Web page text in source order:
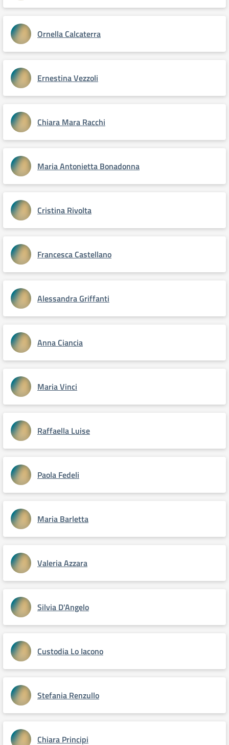
Ornella Calcaterra
Ernestina Vezzoli
Chiara Mara Racchi
Maria Antonietta Bonadonna
Cristina Rivolta
Francesca Castellano
Alessandra Griffanti
Anna Ciancia
Maria Vinci
Raffaella Luise
Paola Fedeli
Maria Barletta
Valeria Azzara
Silvia D'Angelo
Custodia Lo Iacono
Stefania Renzullo
Chiara Principi